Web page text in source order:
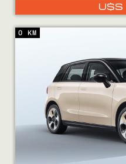
U$S
0 KM